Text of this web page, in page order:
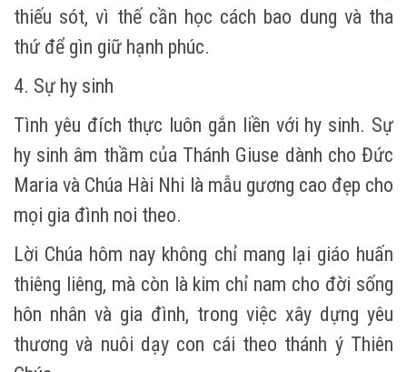
thiếu sót, vì thế cần học cách bao dung và tha
thứ để gìn giữ hạnh phúc.
4. Sự hy sinh
Tình yêu đích thực luôn gắn liền với hy sinh. Sự
hy sinh âm thầm của Thánh Giuse dành cho Đức
Maria và Chúa Hài Nhi là mẫu gương cao đẹp cho
mọi gia đình noi theo.
Lời Chúa hôm nay không chỉ mang lại giáo huấn
thiêng liêng, mà còn là kim chỉ nam cho đời sống
hôn nhân và gia đình, trong việc xây dựng yêu
thương và nuôi dạy con cái theo thánh ý Thiên